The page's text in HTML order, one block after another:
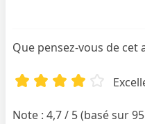
Que pensez-vous de cet
Note : 4,7 / 5 (basé sur